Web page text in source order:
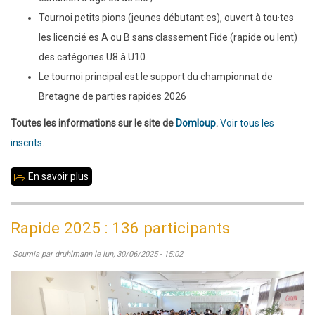
Tournoi petits pions (jeunes débutant·es), ouvert à tou·tes
les licencié·es A ou B sans classement Fide (rapide ou lent)
des catégories U8 à U10.
Le tournoi principal est le support du championnat de
Bretagne de parties rapides 2026
Toutes les informations sur le site de Domloup.Voir tous les
inscrits.
En savoir plus
2025:
17e
open
rapide
Rapide 2025 : 136 participants
Soumis par druhlmannle lun, 30/06/2025 - 15:02